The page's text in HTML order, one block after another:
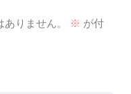
りません。 ※ が付